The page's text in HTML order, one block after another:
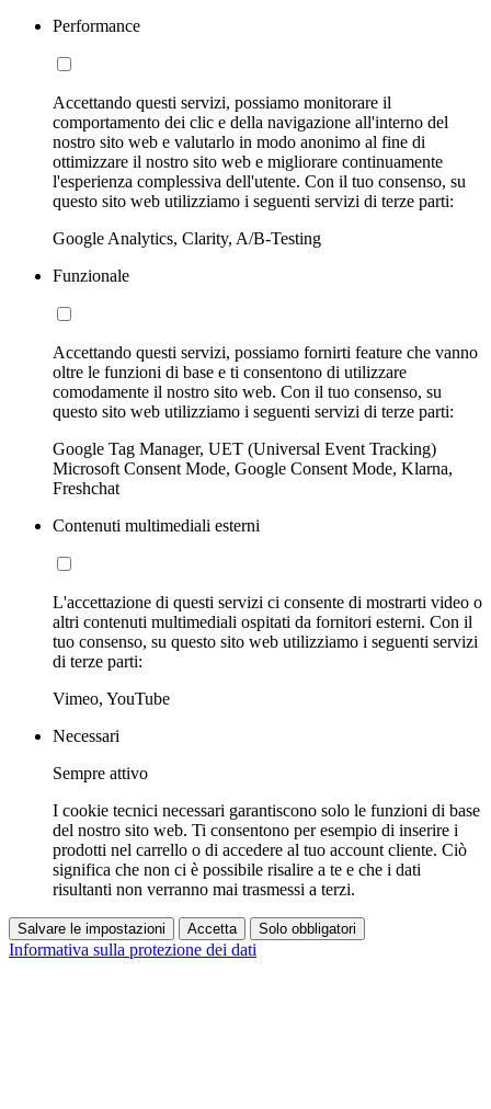
Performance
Accettando questi servizi, possiamo monitorare il
comportamento dei clic e della navigazione all'interno del
nostro sito web e valutarlo in modo anonimo al fine di
ottimizzare il nostro sito web e migliorare continuamente
l'esperienza complessiva dell'utente. Con il tuo consenso, su
questo sito web utilizziamo i seguenti servizi di terze parti:
Google Analytics, Clarity, A/B-Testing
Funzionale
Accettando questi servizi, possiamo fornirti feature che vanno
oltre le funzioni di base e ti consentono di utilizzare
comodamente il nostro sito web. Con il tuo consenso, su
questo sito web utilizziamo i seguenti servizi di terze parti:
Google Tag Manager, UET (Universal Event Tracking)
Microsoft Consent Mode, Google Consent Mode, Klarna,
Freshchat
Contenuti multimediali esterni
L'accettazione di questi servizi ci consente di mostrarti video o
altri contenuti multimediali ospitati da fornitori esterni. Con il
tuo consenso, su questo sito web utilizziamo i seguenti servizi
di terze parti:
Vimeo, YouTube
Necessari
Sempre attivo
I cookie tecnici necessari garantiscono solo le funzioni di base
del nostro sito web. Ti consentono per esempio di inserire i
prodotti nel carrello o di accedere al tuo account cliente. Ciò
significa che non ci è possibile risalire a te e che i dati
risultanti non verranno mai trasmessi a terzi.
Salvare le impostazioni Accetta Solo obbligatori
Informativa sulla protezione dei dati